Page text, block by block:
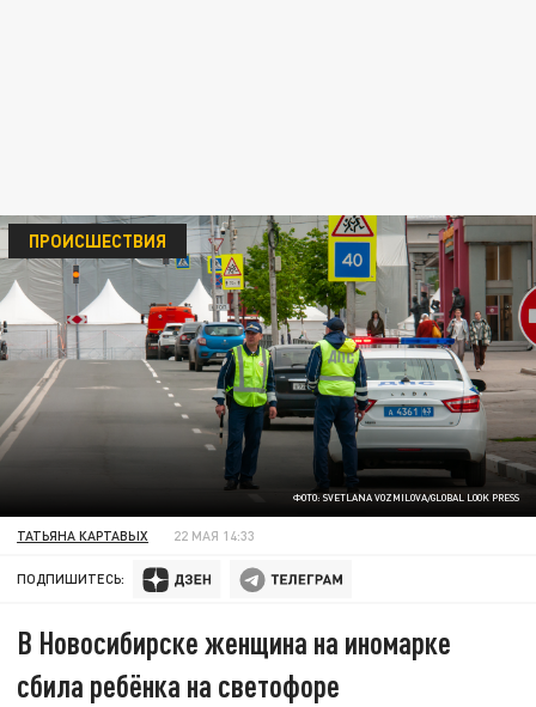
ФОТО: SVETLANA VOZMILOVA/GLOBAL LOOK PRESS
ПРОИСШЕСТВИЯ
ТАТЬЯНА КАРТАВЫХ 22 МАЯ 14:33
ПОДПИШИТЕСЬ:
В Новосибирске женщина на иномарке
сбила ребёнка на светофоре